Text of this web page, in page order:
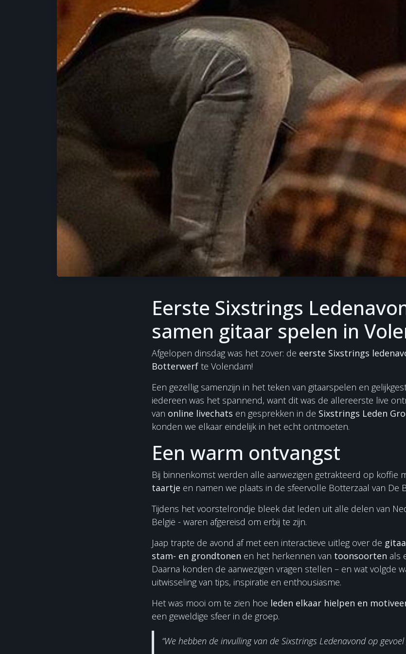
Eerste Sixstrings
samen gitaar spelen in
Afgelopen dinsdag was het zover: de eerste Sixstrings
Botterwerf te Volendam!
Een gezellig samenzijn in het teken van gitaarspelen en
iedereen was het spannend, want dit was de allereerste live
van online livechats en gesprekken in de Sixstrings Leden
konden we elkaar eindelijk in het echt ontmoeten.
Een warm ontvangst
Bij binnenkomst werden alle aanwezigen getrakteerd op koffie
taartje en namen we plaats in de sfeervolle Botterzaal van De
Tijdens het voorstelrondje bleek dat leden uit alle delen van
België - waren afgereisd om erbij te zijn.
Jaap trapte de avond af met een interactieve uitleg over de
stam- en grondtonen en het herkennen van toonsoorten als
Daarna konden de aanwezigen vragen stellen – en wat volgde
uitwisseling van tips, inspiratie en enthousiasme.
Het was mooi om te zien hoe leden elkaar hielpen en
een geweldige sfeer in de groep.
“We hebben de invulling van de Sixstrings Ledenavond op gevoel